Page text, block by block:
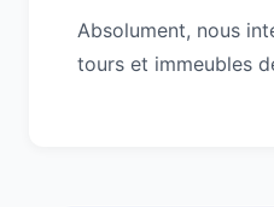
Absolument, nous
tours et immeubles